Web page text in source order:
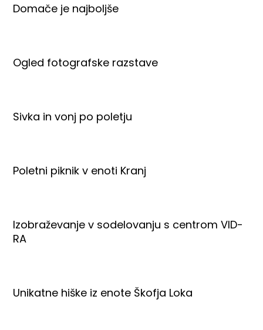
Domače je najboljše
Ogled fotografske razstave
Sivka in vonj po poletju
Poletni piknik v enoti Kranj
Izobraževanje v sodelovanju s centrom VID-
RA
Unikatne hiške iz enote Škofja Loka